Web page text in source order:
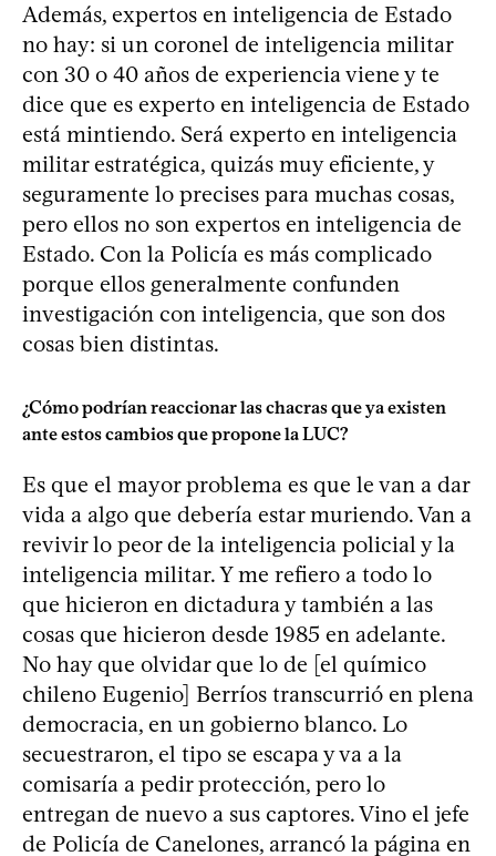
Además, expertos en inteligencia de Estado
no hay: si un coronel de inteligencia militar
con 30 o 40 años de experiencia viene y te
dice que es experto en inteligencia de Estado
está mintiendo. Será experto en inteligencia
militar estratégica, quizás muy eficiente, y
seguramente lo precises para muchas cosas,
pero ellos no son expertos en inteligencia de
Estado. Con la Policía es más complicado
porque ellos generalmente confunden
investigación con inteligencia, que son dos
cosas bien distintas.
¿Cómo podrían reaccionar las chacras que ya existen
ante estos cambios que propone la LUC?
Es que el mayor problema es que le van a dar
vida a algo que debería estar muriendo. Van a
revivir lo peor de la inteligencia policial y la
inteligencia militar. Y me refiero a todo lo
que hicieron en dictadura y también a las
cosas que hicieron desde 1985 en adelante.
No hay que olvidar que lo de [el químico
chileno Eugenio] Berríos transcurrió en plena
democracia, en un gobierno blanco. Lo
secuestraron, el tipo se escapa y va a la
comisaría a pedir protección, pero lo
entregan de nuevo a sus captores. Vino el jefe
de Policía de Canelones, arrancó la página en